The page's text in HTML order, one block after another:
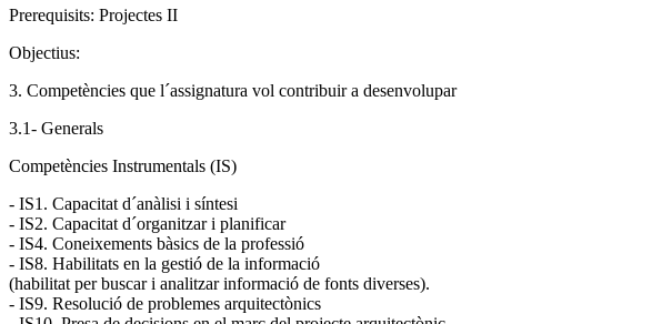
Prerequisits: Projectes II
Objectius:
3. Competències que l´assignatura vol contribuir a desenvolupar
3.1- Generals
Competències Instrumentals (IS)
- IS1. Capacitat d´anàlisi i síntesi
- IS2. Capacitat d´organitzar i planificar
- IS4. Coneixements bàsics de la professió
- IS8. Habilitats en la gestió de la informació
(habilitat per buscar i analitzar informació de fonts diverses).
- IS9. Resolució de problemes arquitectònics